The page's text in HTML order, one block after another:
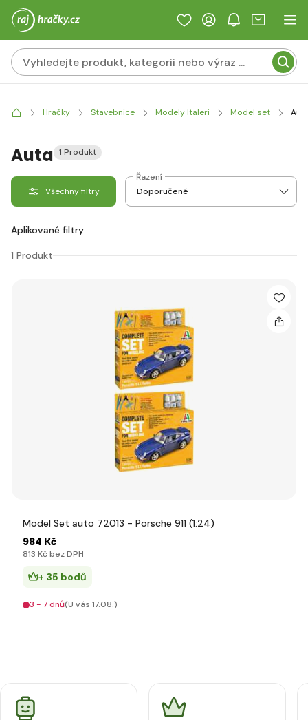
Hračky Stavebnice Modely Italeri Model set
Auta 1 Produkt
Všechny filtry
Řazení
Aplikované filtry:
1 Produkt
Model Set auto 72013 - Porsche 911 (1:24)
984 Kč
813 Kč bez DPH
+ 35 bodů
3 - 7 dnů(U vás 17.08.)